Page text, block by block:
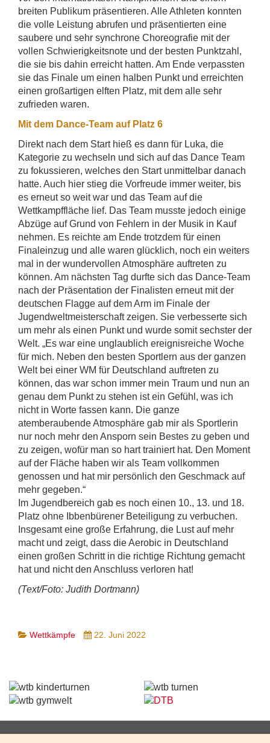
breiten Publikum präsentieren. Alle Athleten konnten
die volle Leistung abrufen und präsentierten eine
saubere und sehr synchrone Choreografie mit der
vollen Schwierigkeitsnote und der besten Punktzahl,
die sie bis dahin erreicht hatten. Am Ende verpassten
sie das Finale um einen halben Punkt und erreichten
einen großartigen elften Platz, mit dem alle sehr
zufrieden waren.
Mit dem Dance-Team auf Platz 6
Direkt nach dem Start hieß es dann für Luka, die
Kategorie zu wechseln und sich auf das Dance Team
zu fokussieren, welches den Start unmittelbar danach
hatte. Auch hier stieg die Vorfreude immer weiter, bis
es erneut so weit war und das Team auf die
Wettkampffläche lief. Das Team musste jedoch einige
Abzüge auf Grund von Fehlern in der Musik in Kauf
nehmen. Es reichte am Ende trotzdem für einen
Finaleinzug und alle waren glücklich, noch ein weiters
mal in der wundervollen Atmosphäre auftreten zu
können. Am nächsten Tag durfte sich das Dance-Team
nach der Präsentation der Finalisten erneut mit der
deutschen Flagge auf dem Arm im Finale der
Jugendweltmeisterschaft zeigen. Sie verbesserte sich
um mehr als einen Punkt und wurde somit sechster der
Welt. „Es war eine unglaublich ereignisreiche Woche
für mich. Neben den besten Sportlern aus der ganzen
Welt bei einer WM für Deutschland auftreten zu
können, das war schon immer mein Traum und nun an
genau dem Punkt zu stehen ist ein Gefühl, was ich
nicht in Worte fassen kann. Die ganze
atemberaubende Atmosphäre gab mir als Sportlerin
nur noch mehr den Ansporn sein Bestes zu geben und
zu zeigen, wofür man so hart trainiert hat. Den Moment
auf der Fläche haben wir als Team vollkommen
genossen und hat mir persönlich den Geschmack auf
mehr gegeben.“
Im Jugendbereich gab es noch einen 10., 13. und 18.
Platz ohne Ibbenbürener Beteiligung zu verbuchen.
Insgesamt eine große Erfahrung, die Lust auf mehr
macht und zeigt, dass die Aerobic in Deutschland
einen großen Schritt in die richtige Richtung gemacht
hat und nicht den Anschluss verloren hat!
(Text/Foto: Judith Dortmann)
Wettkämpfe 22. Juni 2022